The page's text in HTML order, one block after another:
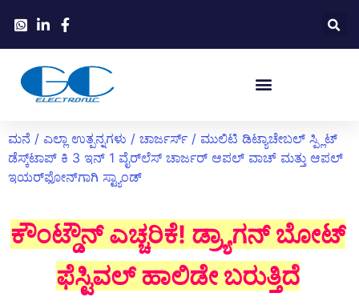
ಮನೆ / ಎಲ್ಲಾ ಉತ್ಪನ್ನಗಳು / ಚಾರ್ಜರ್ಸ್ / ಮುಲಿಟಿ ಡಿಟ್ಯಾಚೇಬಲ್ ಸ್ಪ್ಲಿಟ್
ಡೆಸ್ಕ್‌ಟಾಪ್ ಕಿ 3 ಇನ್ 1 ವೈರ್‌ಲೆಸ್ ಚಾರ್ಜರ್ ಆಪಲ್ ವಾಚ್ ಮತ್ತು ಆಪಲ್
ಇಯರ್‌ಫೋನ್‌ಗಾಗಿ ಸ್ಟ್ಯಾಂಡ್
ಕೌಂಟ್ಡೌನ್ ಎಚ್ಚರಿಕೆ! ಡ್ರ್ಯಾಗನ್ ಬೋಟ್
ಫೆಸ್ಟಿವಲ್ ಹಾಲಿಡೇ ಬರುತ್ತಿದೆ